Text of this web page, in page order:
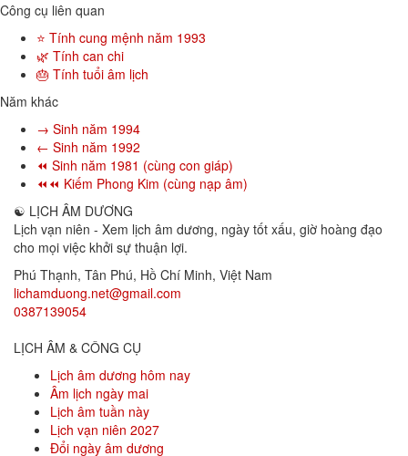
Công cụ liên quan
⭐ Tính cung mệnh năm 1993
🌿 Tính can chi
🎂 Tính tuổi âm lịch
Năm khác
→ Sinh năm 1994
← Sinh năm 1992
⏪ Sinh năm 1981 (cùng con giáp)
⏪⏪ Kiếm Phong Kim (cùng nạp âm)
☯ LỊCH ÂM DƯƠNG
Lịch vạn niên - Xem lịch âm dương, ngày tốt xấu, giờ hoàng đạo
cho mọi việc khởi sự thuận lợi.
Phú Thạnh, Tân Phú, Hồ Chí Minh, Việt Nam
lichamduong.net@gmail.com
0387139054
LỊCH ÂM & CÔNG CỤ
Lịch âm dương hôm nay
Âm lịch ngày mai
Lịch âm tuần này
Lịch vạn niên 2027
Đổi ngày âm dương